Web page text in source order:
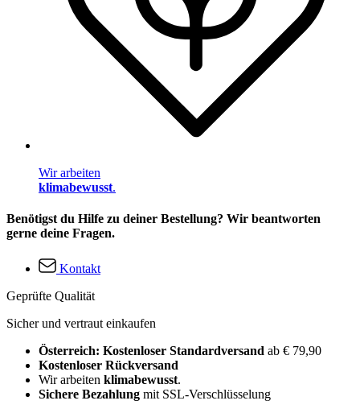
Wir arbeiten
klimabewusst.
Benötigst du Hilfe zu deiner Bestellung? Wir beantworten
gerne deine Fragen.
Kontakt
Geprüfte Qualität
Sicher und vertraut einkaufen
Österreich: Kostenloser Standardversand ab € 79,90
Kostenloser Rückversand
Wir arbeiten klimabewusst.
Sichere Bezahlung mit SSL-Verschlüsselung